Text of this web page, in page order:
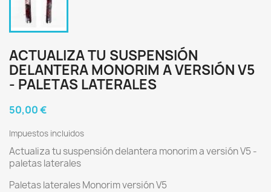
ACTUALIZA TU SUSPENSIÓN
DELANTERA MONORIM A VERSIÓN V5
- PALETAS LATERALES
50,00 €
Impuestos incluidos
Actualiza tu suspensión delantera monorim a versión V5 -
paletas laterales
Paletas laterales Monorim versión V5